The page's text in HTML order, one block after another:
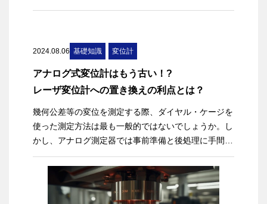
それらセンサが手持ちのPCやPLCと難なく通信でき
ステムの構築で苦労してしまうことがあります。
今回は、日本で代表的な産業用通信規格の種類と違い
について触れ、センサの通信規格へのお悩みを解決し
ます。
2024.08.06 基礎知識 変位計
アナログ式変位計はもう古い！?
レーザ変位計への置き換えの利点とは？
幾何公差等の変位を測定する際、ダイヤル・ケージを
使った測定方法は最も一般的ではないでしょうか。し
かし、アナログ測定器では事前準備と後処理に手間が
かかるという課題があります。本記事では、アナログ
測定器からデジタル化を進める利点をご紹介します。